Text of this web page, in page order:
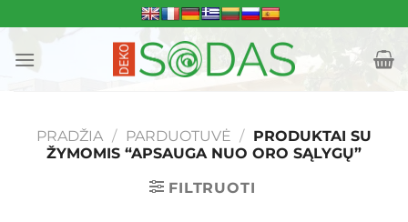
to
content
PRADŽIA / PARDUOTUVĖ / PRODUKTAI SU
ŽYMOMIS “APSAUGA NUO ORO SĄLYGŲ”
FILTRUOTI